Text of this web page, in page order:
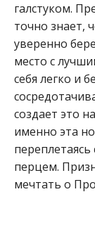
галстуком.
точно знает,
уверенно
место с
себя легко и
создает это
именно эта
перцем.
мечтать о